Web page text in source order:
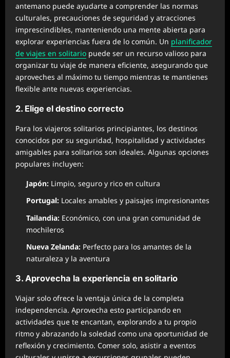
antemano puede ayudarte a comprender las normas
culturales, precauciones de seguridad y atracciones
imprescindibles, manteniendo una mente abierta para
explorar experiencias fuera de lo común. Un planificador
de viajes en solitario puede ser un recurso valioso para
organizar tu viaje de manera eficiente, asegurando que
aproveches al máximo tu tiempo mientras te mantienes
flexible ante nuevas experiencias.
2. Elige el destino correcto
Para los viajeros solitarios principiantes, los destinos
conocidos por su seguridad, hospitalidad y actividades
amigables para solitarios son ideales. Algunas opciones
populares incluyen:
Japón: Limpio, seguro y rico en cultura
Portugal: Locales amables y paisajes impresionantes
Tailandia: Económico, con una gran comunidad de
mochileros
Nueva Zelanda: Perfecto para los amantes de la
naturaleza y la aventura
3. Aprovecha la experiencia en solitario
Viajar solo ofrece la ventaja única de la completa
independencia. Aprovecha esto participando en
actividades que te encantan, explorando a tu propio
ritmo y abrazando la soledad como una oportunidad de
reflexión y crecimiento. Comer solo, asistir a eventos